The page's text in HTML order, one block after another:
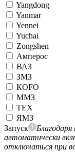
Yangdong
Yanmar
Yennei
Yuchai
Zongshen
Амперос
ВАЗ
ЗМЗ
КОFO
ММЗ
ТЕХ
ЯМЗ
Запуск
автоматически
отключаться при